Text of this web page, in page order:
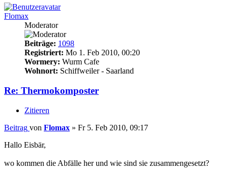
Flomax
Moderator
Beiträge: 1098
Registriert: Mo 1. Feb 2010, 00:20
Wormery: Wurm Cafe
Wohnort: Schiffweiler - Saarland
Re: Thermokomposter
Zitieren
Beitrag von Flomax » Fr 5. Feb 2010, 09:17
Hallo Eisbär,
wo kommen die Abfälle her und wie sind sie zusammengesetzt?